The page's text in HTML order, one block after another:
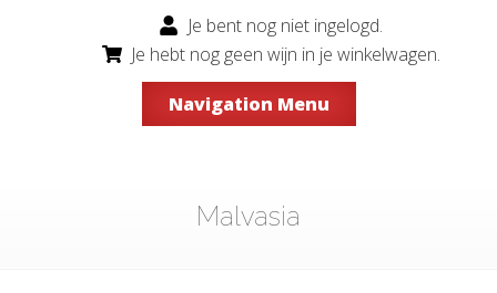
Je bent nog niet ingelogd.
Je hebt nog geen wijn in je winkelwagen.
Navigation Menu
Malvasia